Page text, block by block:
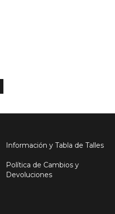
Información y Tabla de Talles
Política de Cambios y
Devoluciones